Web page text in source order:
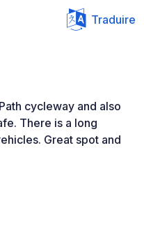
Traduire
cycleway and also
There is a long
Great spot and